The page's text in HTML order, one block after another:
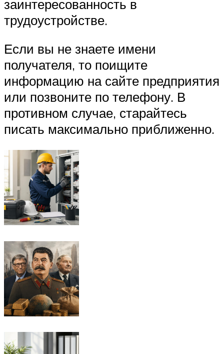
заинтересованность в
трудоустройстве.
Если вы не знаете имени
получателя, то поищите
информацию на сайте предприятия
или позвоните по телефону. В
противном случае, старайтесь
писать максимально приближенно.